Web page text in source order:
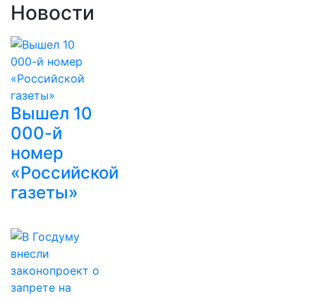
Новости
Вышел 10
000-й
номер
«Российской
газеты»